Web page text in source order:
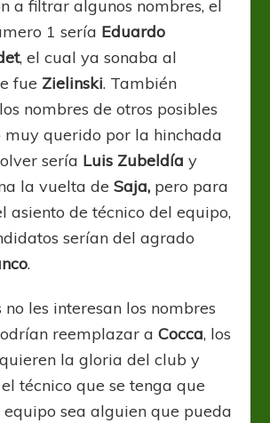
a filtrar algunos nombres, el
1 sería Eduardo
, el cual ya sonaba al
fue Zielinski. También
nombres de otros posibles
muy querido por la hinchada
sería Luis Zubeldía y
la vuelta deSaja, pero para
asiento de técnico del equipo,
serían del agrado
.
no les interesan los nombres
reemplazar aCocca, los
la gloria del club y
técnico que se tenga que
sea alguien que pueda